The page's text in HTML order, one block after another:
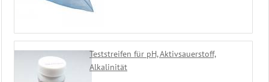
Teststreifen für pH, Aktivsauerstoff,
Alkalinität